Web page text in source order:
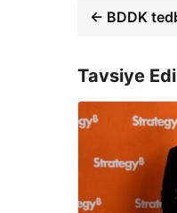
← BDDK
Tavsiye